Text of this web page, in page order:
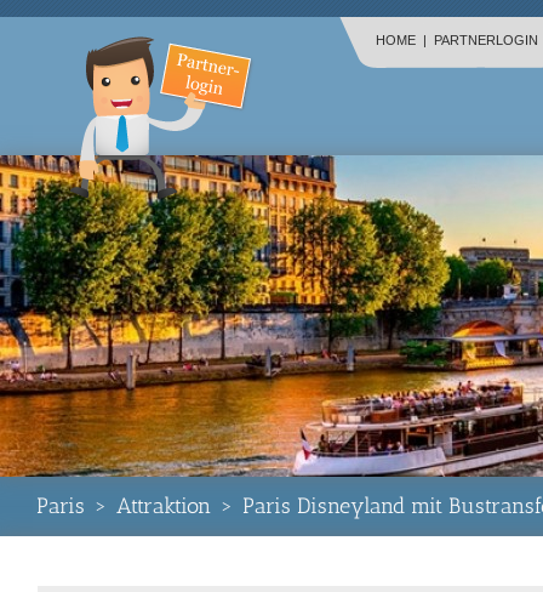
HOME | PARTNERLOGIN
Paris > Attraktion > Paris Disneyland mit